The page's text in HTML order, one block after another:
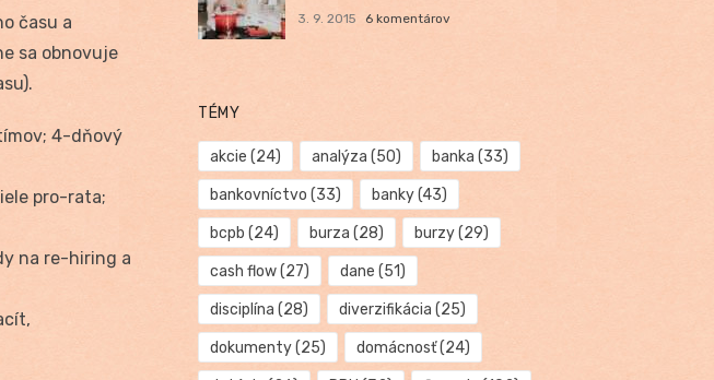
času a
sa obnovuje
4-dňový
pro-rata;
na re-hiring a
3. 9. 2015 6 komentárov
TÉMY
akcie (24) analýza (50) banka (33)
bankovníctvo (33) banky(43)
bcpb (24) burza (28) burzy(29)
cash flow(27) dane (51)
disciplína (28) diverzifikácia (25)
dokumenty(25) domácnosť(24)